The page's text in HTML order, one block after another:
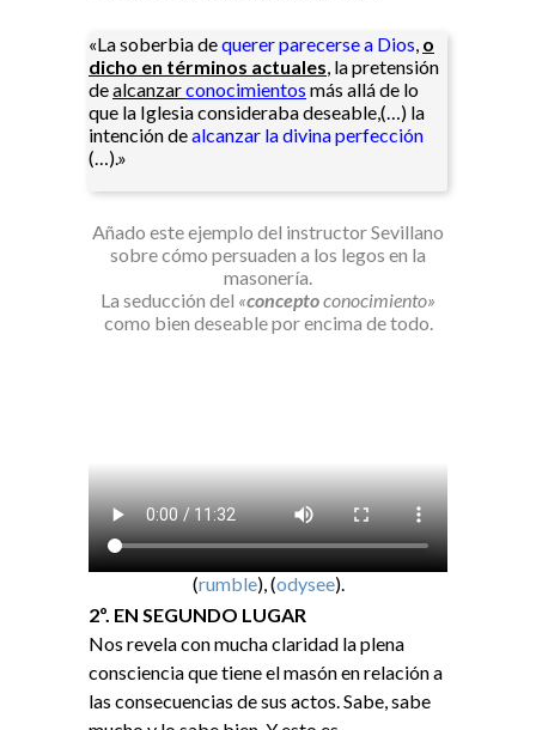
«La soberbia dequerer parecerse a Dios, o
dicho en términos actuales, la pretensión
dealcanzarconocimientos más allá de lo
que la Iglesia consideraba deseable,(…) la
intención dealcanzar la divina perfección
(…).»​
Añado este ejemplo del instructor Sevillano
sobre cómo persuaden a los legos en la
masonería.
La seducción del «conceptoconocimiento»
como bien deseable por encima de todo.
(rumble), (odysee).​
2º. EN SEGUNDO LUGAR
Nos revela con mucha claridad la plena
consciencia que tiene el masón en relación a
las consecuencias de sus actos. Sabe, sabe